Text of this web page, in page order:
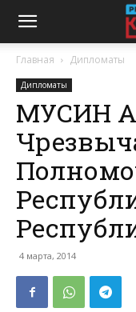
Главная Дипломаты
Дипломаты
МУСИН
4 марта, 2014